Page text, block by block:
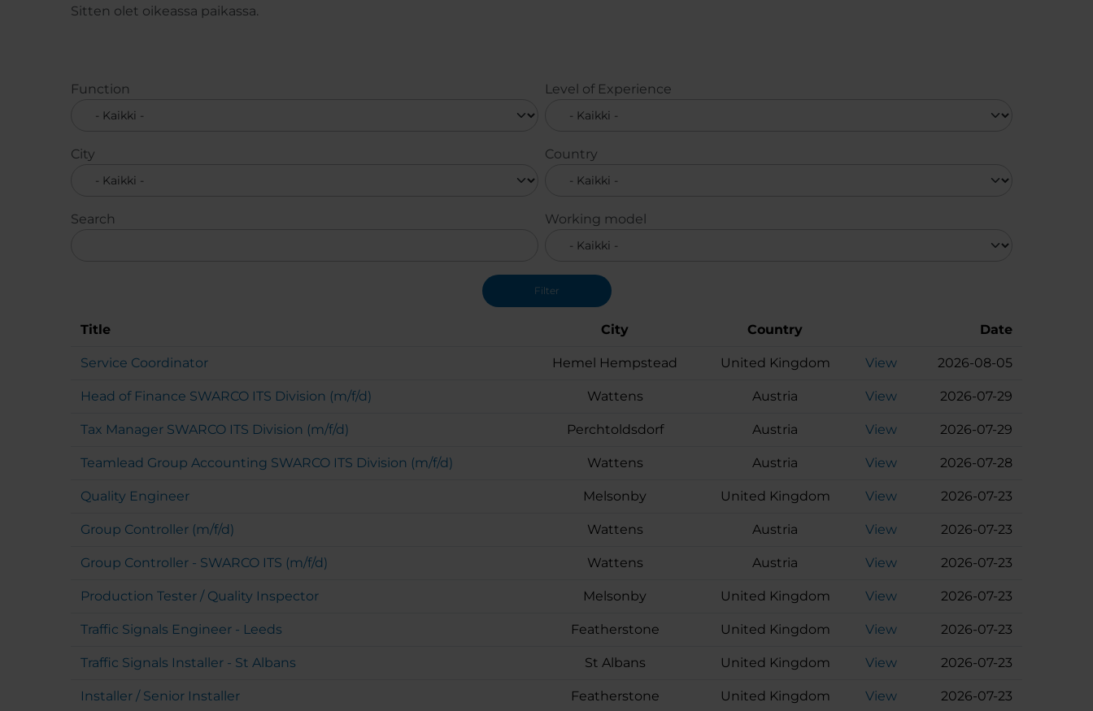
Sitten olet oikeassa paikassa.
Function Level of Experience
City Country
Search Working model
Title City Country Date
Service Coordinator Hemel Hempstead United Kingdom View 2026-08-05
Head of Finance SWARCO ITS Division (m/f/d) Wattens Austria View 2026-07-29
Tax Manager SWARCO ITS Division (m/f/d) Perchtoldsdorf Austria View 2026-07-29
Teamlead Group Accounting SWARCO ITS Division (m/f/d) Wattens Austria View 2026-07-28
Quality Engineer Melsonby United Kingdom View 2026-07-23
Group Controller (m/f/d) Wattens Austria View 2026-07-23
Group Controller - SWARCO ITS (m/f/d) Wattens Austria View 2026-07-23
Production Tester / Quality Inspector Melsonby United Kingdom View 2026-07-23
Traffic Signals Engineer - Leeds Featherstone United Kingdom View 2026-07-23
Traffic Signals Installer - St Albans St Albans United Kingdom View 2026-07-23
Installer / Senior Installer Featherstone United Kingdom View 2026-07-23